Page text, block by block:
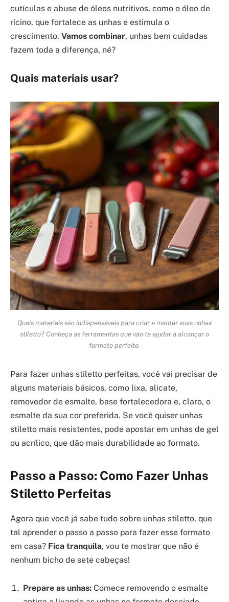
cutículas e abuse de óleos nutritivos, como o óleo de
rícino, que fortalece as unhas e estimula o
crescimento. Vamos combinar, unhas bem cuidadas
fazem toda a diferença, né?
Quais materiais usar?
Quais materiais são indispensáveis para criar e manter suas unhas
stiletto? Conheça as ferramentas que vão te ajudar a alcançar o
formato perfeito.
Para fazer unhas stiletto perfeitas, você vai precisar de
alguns materiais básicos, como lixa, alicate,
removedor de esmalte, base fortalecedora e, claro, o
esmalte da sua cor preferida. Se você quiser unhas
stiletto mais resistentes, pode apostar em unhas de gel
ou acrílico, que dão mais durabilidade ao formato.
Passo a Passo: Como Fazer Unhas
Stiletto Perfeitas
Agora que você já sabe tudo sobre unhas stiletto, que
tal aprender o passo a passo para fazer esse formato
em casa? Fica tranquila, vou te mostrar que não é
nenhum bicho de sete cabeças!
Prepare as unhas: Comece removendo o esmalte